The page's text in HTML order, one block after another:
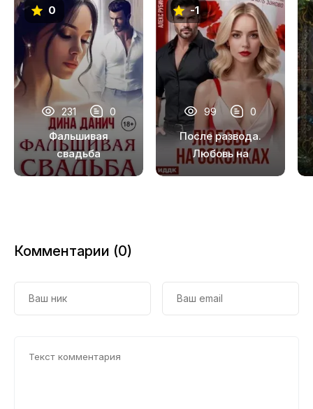
профессиональных тренеров собак (APDT),
автор книги «Главная книга владельца собаки»)
0
231 0
Фальшивая
свадьба
-1
99 0
После развода.
Любовь на
Комментарии (0)